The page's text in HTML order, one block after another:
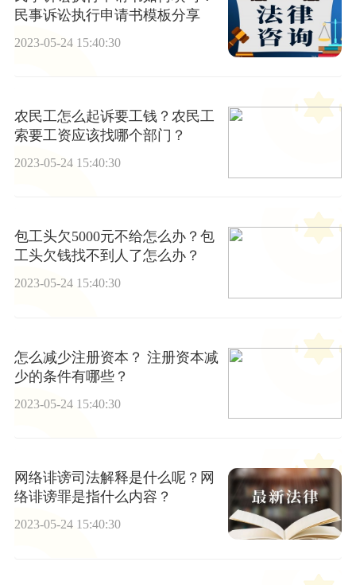
民事诉讼执行申请书模板分享
2023-05-24 15:40:30
农民工怎么起诉要工钱？农民工
索要工资应该找哪个部门？
2023-05-24 15:40:30
包工头欠5000元不给怎么办？包
工头欠钱找不到人了怎么办？
2023-05-24 15:40:30
怎么减少注册资本？ 注册资本减
少的条件有哪些？
2023-05-24 15:40:30
网络诽谤司法解释是什么呢？网
络诽谤罪是指什么内容？
2023-05-24 15:40:30